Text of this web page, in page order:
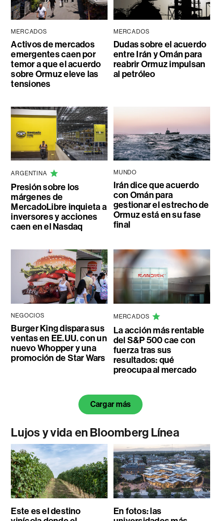
MERCADOS
Activos de mercados
emergentes caen por
temor a que el acuerdo
sobre Ormuz eleve las
tensiones
MERCADOS
Dudas sobre el acuerdo
entre Irán y Omán para
reabrir Ormuz impulsan
al petróleo
ARGENTINA
Presión sobre los
márgenes de
MercadoLibre inquieta a
inversores y acciones
caen en el Nasdaq
MUNDO
Irán dice que acuerdo
con Omán para
gestionar el estrecho de
Ormuz está en su fase
final
NEGOCIOS
Burger King dispara sus
ventas en EE.UU. con un
nuevo Whopper y una
promoción de Star Wars
MERCADOS
La acción más rentable
del S&P 500 cae con
fuerza tras sus
resultados: qué
preocupa al mercado
Cargar más
Lujos y vida en Bloomberg Línea
Este es el destino
En fotos: las